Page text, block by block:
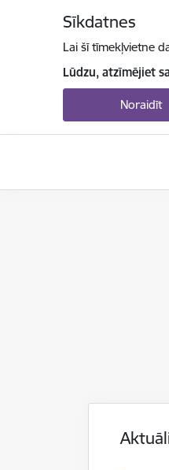
Sīkdatnes
Lai šī tīmekļvietne
Lūdzu, atzīmējiet
Noraidīt